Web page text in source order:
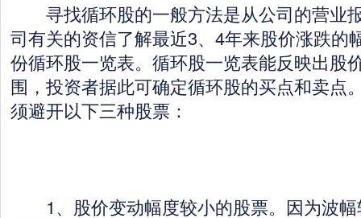
寻找循环股的一般方法是从公司的营业
司有关的资信了解最近3、4年来股价涨跌的
份循环股一览表。循环股一览表能反映出股
围，投资者据此可确定循环股的买点和卖点
须避开以下三种股票：
1、股价变动幅度较小的股票。因为波幅